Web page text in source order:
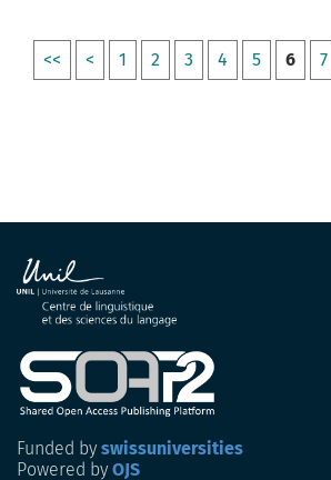
<< < 1 2 3 4 5 6 7
Funded by swissuniversities
Powered by OJS